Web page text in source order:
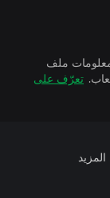
معلومات ملف
تعرّف على
المزيد